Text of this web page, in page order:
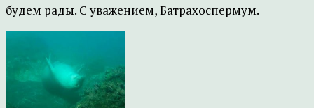
будем рады. С уважением, Батрахоспермум.